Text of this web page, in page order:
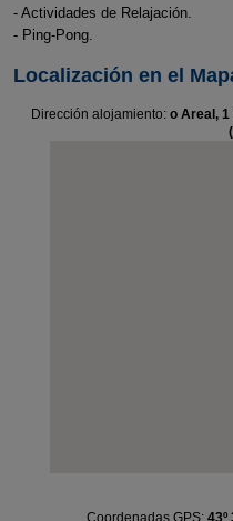
- Actividades de Relajación.
- Ping-Pong.
Localización en el
Dirección alojamiento: o Areal, 1
Coordenadas GPS: 43º